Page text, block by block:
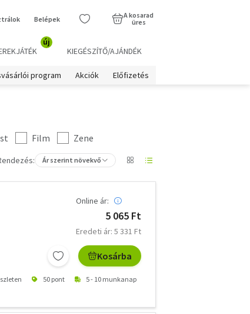
Belépek
A kosarad
üres
új
KIEGÉSZÍTŐ/AJÁNDÉK
program Akciók Előfizetés
Film
Zene
Ár szerint növekvő
Online ár:
5 065 Ft
Eredeti ár: 5 331 Ft
Kosárba
50 pont 5 - 10 munkanap